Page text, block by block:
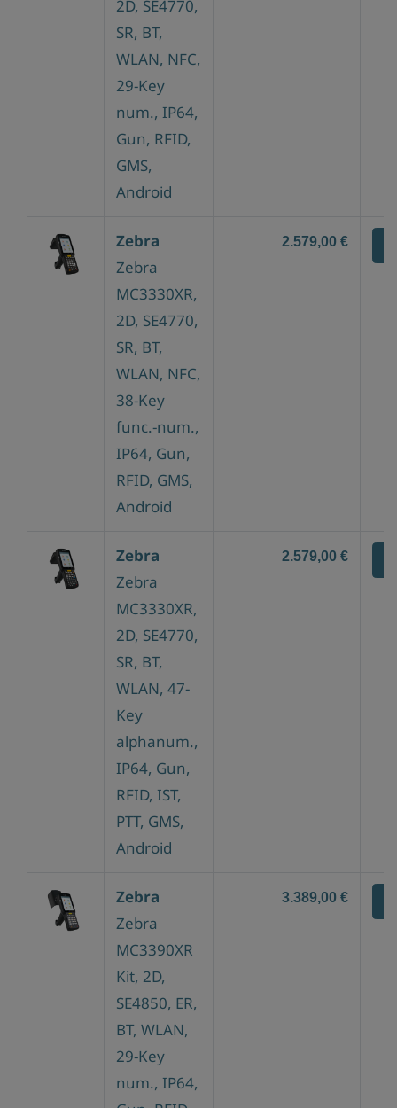
2D, SE4770,
SR, BT,
WLAN, NFC,
29-Key
num., IP64,
Gun, RFID,
GMS,
Android
Zebra
Zebra
MC3330XR,
2D, SE4770,
SR, BT,
WLAN, NFC,
38-Key
func.-num.,
IP64, Gun,
RFID, GMS,
Android
2.579,00 €
Zebra
Zebra
MC3330XR,
2D, SE4770,
SR, BT,
WLAN, 47-
Key
alphanum.,
IP64, Gun,
RFID, IST,
PTT, GMS,
Android
2.579,00 €
Zebra
Zebra
MC3390XR
Kit, 2D,
SE4850, ER,
BT, WLAN,
29-Key
num., IP64,
3.389,00 €